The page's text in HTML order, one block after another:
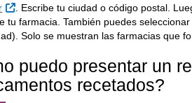
Sitio Externo
. Escribe tu ciudad o código postal.
tu farmacia. También puedes
Solo se muestran las farmacias que
puedo presentar un
recetados?